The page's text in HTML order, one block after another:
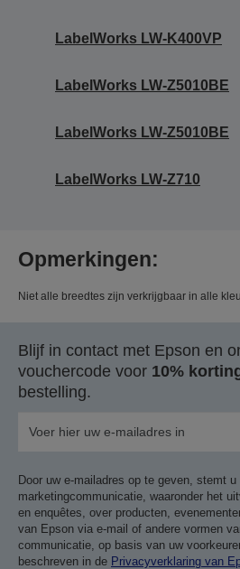
LabelWorks LW-K400VP
LabelWorks LW-Z5010BE
LabelWorks LW-Z5010BE
LabelWorks LW-Z710
Opmerkingen:
Niet alle breedtes zijn verkrijgbaar in alle
Blijf in contact met Epson en
vouchercode voor 10%
bestelling.
Door uw e-mailadres op te geven, stemt
marketingcommunicatie, waaronder het
en enquêtes, over producten,
van Epson via e-mail of andere vormen
communicatie, op basis van uw
beschreven in de Privacyverklaring van